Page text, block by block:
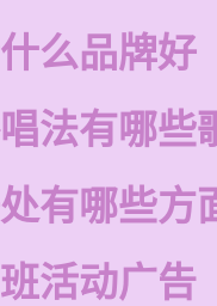
么品牌好
法有哪些
有哪些方
活动广告